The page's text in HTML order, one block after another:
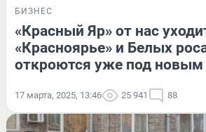
БИЗНЕС
«Красный Яр» от нас
«Красноярье» и Белых
откроются уже под новым
17 марта, 2025, 13:46 25 941 88